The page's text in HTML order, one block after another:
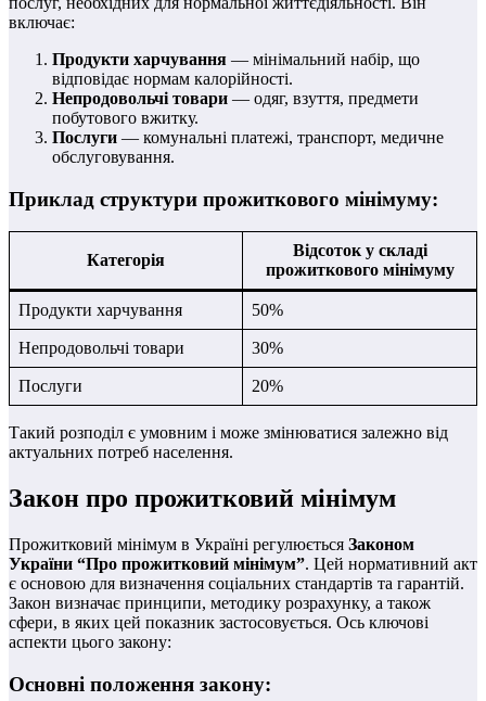
включає:
Продукти харчування — мінімальний набір, що
відповідає нормам калорійності.
Непродовольчі товари — одяг, взуття, предмети
побутового вжитку.
Послуги — комунальні платежі, транспорт, медичне
обслуговування.
Приклад структури прожиткового мінімуму:
Категорія
Відсоток у складі
прожиткового мінімуму
Продукти харчування 50%
Непродовольчі товари 30%
Послуги 20%
Такий розподіл є умовним і може змінюватися залежно від
актуальних потреб населення.
Закон про прожитковий мінімум
Прожитковий мінімум в Україні регулюється Законом
України “Про прожитковий мінімум”. Цей нормативний акт
є основою для визначення соціальних стандартів та гарантій.
Закон визначає принципи, методику розрахунку, а також
сфери, в яких цей показник застосовується. Ось ключові
аспекти цього закону:
Основні положення закону: